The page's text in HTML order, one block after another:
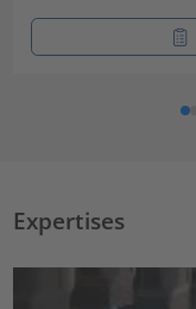
Expertises